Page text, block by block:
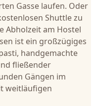
Gasse laufen. Oder
Shuttle zu
Abholzeit am Hostel
ist ein großzügiges
handgemachte
fließender
Gängen im
weitläufigen